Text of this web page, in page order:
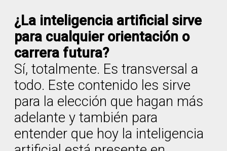
¿La inteligencia artificial sirve
para cualquier orientación o
carrera futura?
Sí, totalmente. Es transversal a
todo. Este contenido les sirve
para la elección que hagan más
adelante y también para
entender que hoy la inteligencia